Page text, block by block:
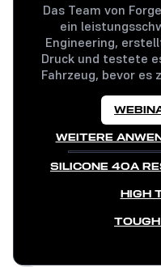
Das Team von
ein
Engineering,
Druck und testete
Fahrzeug, bevor es
WEITERE
SILICONE 40A
HIGH